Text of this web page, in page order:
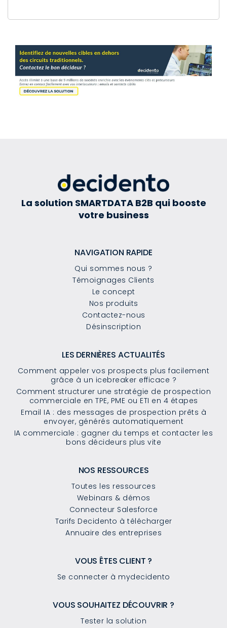
La solution SMARTDATA B2B qui booste
votre business
NAVIGATION RAPIDE
Qui sommes nous ?
Témoignages Clients
Le concept
Nos produits
Contactez-nous
Désinscription
LES DERNIÈRES ACTUALITÉS
Comment appeler vos prospects plus facilement
grâce à un icebreaker efficace ?
Comment structurer une stratégie de prospection
commerciale en TPE, PME ou ETI en 4 étapes
Email IA : des messages de prospection prêts à
envoyer, générés automatiquement
IA commerciale : gagner du temps et contacter les
bons décideurs plus vite
NOS RESSOURCES
Toutes les ressources
Webinars & démos
Connecteur Salesforce
Tarifs Decidento à télécharger
Annuaire des entreprises
VOUS ÊTES CLIENT ?
Se connecter à mydecidento
VOUS SOUHAITEZ DÉCOUVRIR ?
Tester la solution